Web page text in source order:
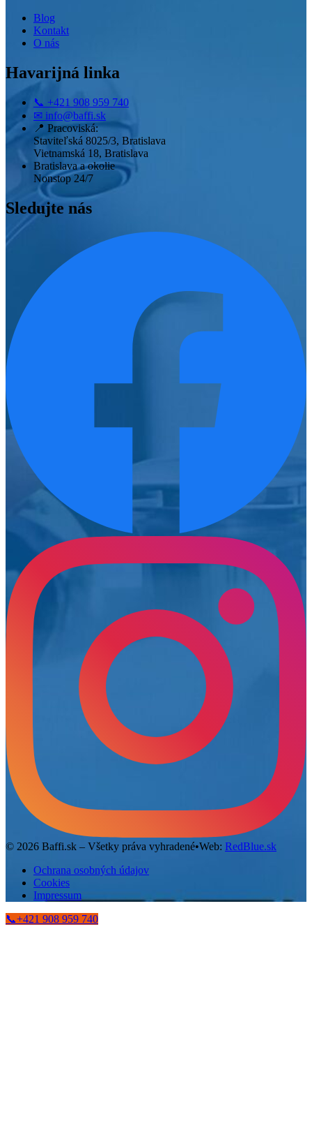
Blog
Kontakt
O nás
Havarijná linka
📞 +421 908 959 740
✉ info@baffi.sk
📍 Pracoviská:
Staviteľská 8025/3, Bratislava
Vietnamská 18, Bratislava
Bratislava a okolie
Nonstop 24/7
Sledujte nás
© 2026 Baffi.sk – Všetky práva vyhradené•Web: RedBlue.sk
Ochrana osobných údajov
Cookies
Impressum
📞+421 908 959 740